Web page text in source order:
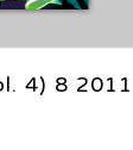
4) 8 2011